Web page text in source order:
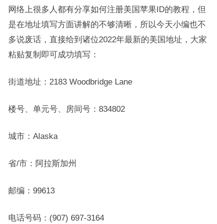
网络上很多人都有分享如何注册美国苹果ID的教程，但
是在地址填写方面讲解的不够清晰，所以今天小编也不
多说废话，直接给到诸位2022年最新的美国地址，大家
粘贴复制即可成功填写：
街道地址：2183 Woodbridge Lane
楼号、单元号、房间号：834802
城市：Alaska
省/市：阿拉斯加州
邮编：99613
电话号码：(907) 697-3164